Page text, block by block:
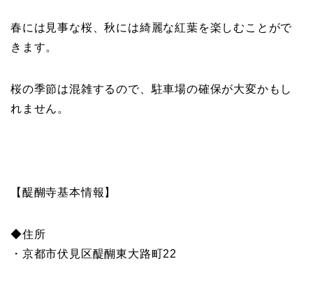
春には見事な桜、秋には綺麗な紅葉を楽しむことがで
きます。
桜の季節は混雑するので、駐車場の確保が大変かもし
れません。
【醍醐寺基本情報】
◆住所
・京都市伏見区醍醐東大路町22